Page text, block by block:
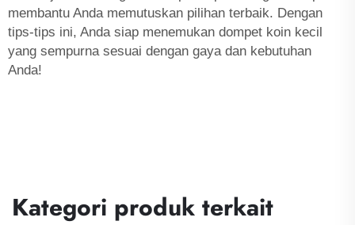
membantu Anda memutuskan pilihan terbaik. Dengan
tips-tips ini, Anda siap menemukan dompet koin kecil
yang sempurna sesuai dengan gaya dan kebutuhan
Anda!
Kategori produk terkait